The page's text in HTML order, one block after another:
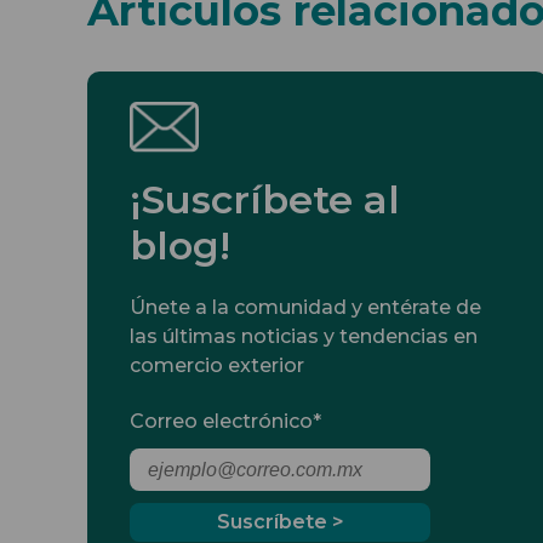
Artículos
¡Suscríbete al
blog!
Únete a la comunidad y entérate de
las últimas noticias y tendencias en
comercio exterior
Correo electrónico*